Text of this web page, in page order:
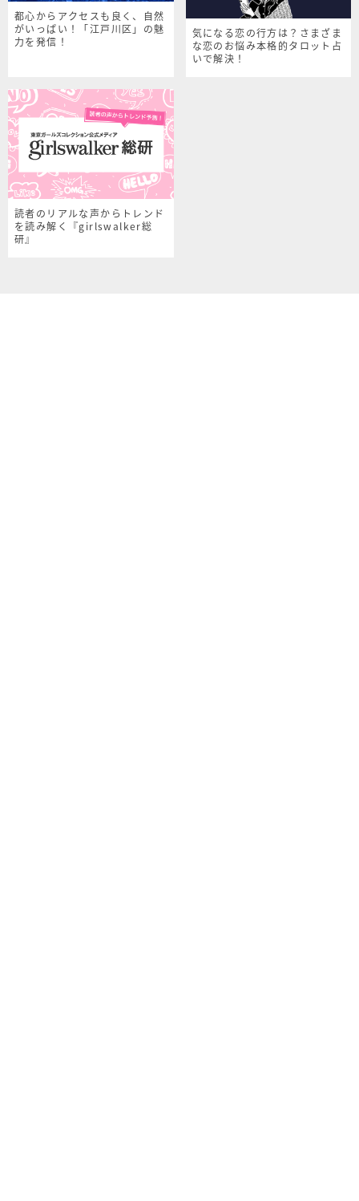
都心からアクセスも良く、自然
がいっぱい！「江戸川区」の魅
力を発信！
気になる恋の行方は？さまざま
な恋のお悩み本格的タロット占
いで解決！
読者のリアルな声からトレンド
を読み解く『girlswalker総
研』